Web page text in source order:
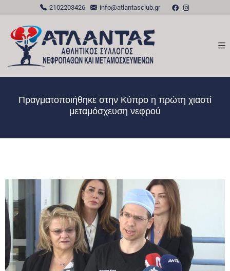
2102203426 info@atlantasclub.gr
Πραγματοποιήθηκε στην Κύπρο η πρώτη χιαστί
μεταμόσχευση νεφρού